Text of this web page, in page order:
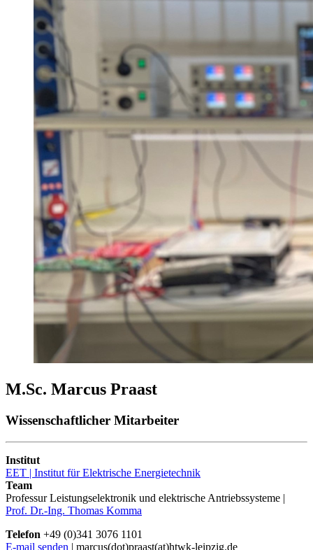
M.Sc. Marcus Praast
Wissenschaftlicher Mitarbeiter
Institut
EET | Institut für Elektrische Energietechnik
Team
Professur Leistungselektronik und elektrische Antriebssysteme |
Prof. Dr.-Ing. Thomas Komma
Telefon +49 (0)341 3076 1101
E-mail senden | marcus(dot)praast(at)htwk-leipzig.de